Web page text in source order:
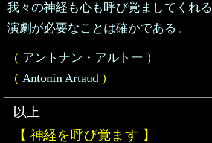
我々の神経も心も呼び覚ましてくれる
演劇が必要なことは確かである。
（ アントナン・アルトー ）
（ Antonin Artaud ）
以上
【 神経を呼び覚ます 】